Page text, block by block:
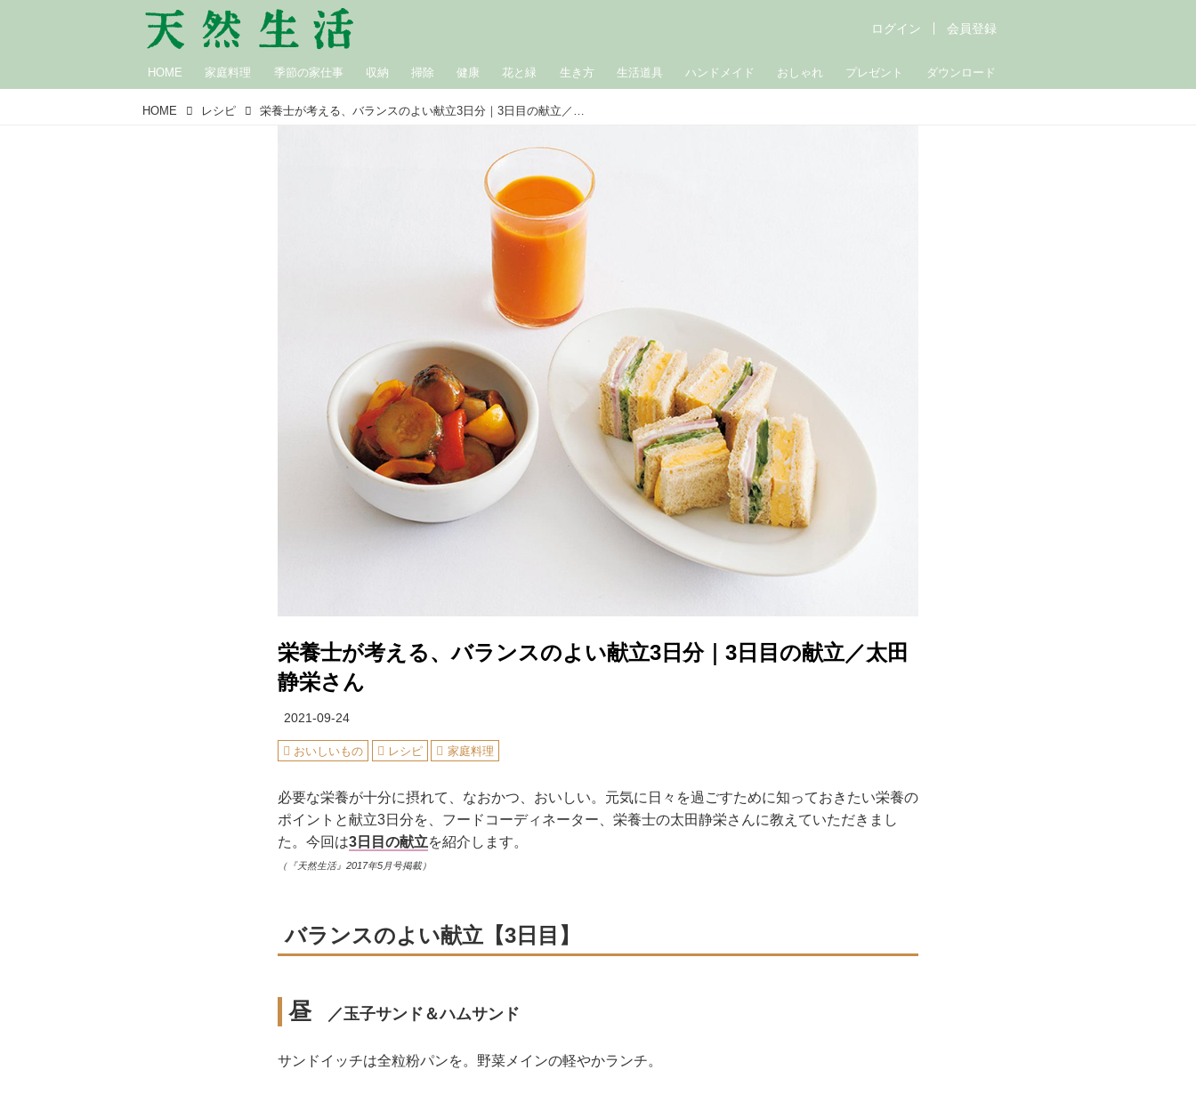
HOME 家庭料理 季節の家仕事 収納 掃除 健康 花と緑 生き方 生活道具 ハンドメイド おしゃれ プレゼント ダウンロード
ログイン 会員登録
HOME レシピ 栄養士が考える、バランスのよい献立3日分｜3日目の献立／太田静栄さん
栄養士が考える、バランスのよい献立3日分｜3日目の献立／太田
静栄さん
2021-09-24
おいしいもの レシピ 家庭料理
必要な栄養が十分に摂れて、なおかつ、おいしい。元気に日々を過ごすために知っておきたい栄養の
ポイントと献立3日分を、フードコーディネーター、栄養士の太田静栄さんに教えていただきまし
た。今回は3日目の献立を紹介します。
（『天然生活』2017年5月号掲載）
バランスのよい献立【3日目】
昼／玉子サンド＆ハムサンド
サンドイッチは全粒粉パンを。野菜メインの軽やかランチ。